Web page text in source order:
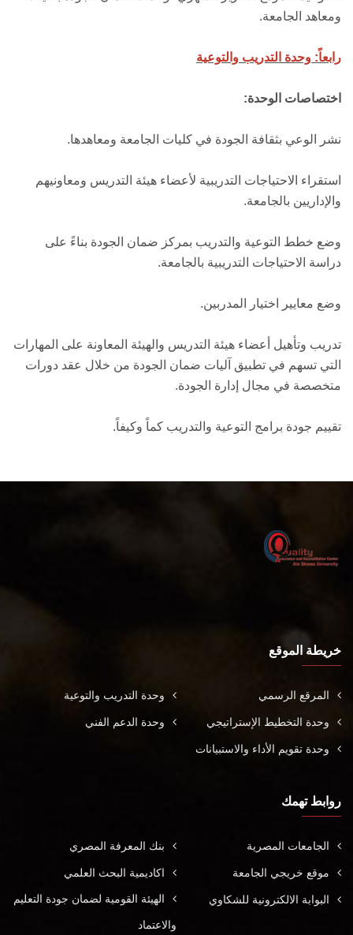
ومعاهد الجامعة.
رابعاً: وحدة التدريب والتوعية
اختصاصات الوحدة:
نشر الوعي بثقافة الجودة في كليات الجامعة ومعاهدها.
استقراء الاحتياجات التدريبية لأعضاء هيئة التدريس ومعاونيهم
والإداريين بالجامعة.
وضع خطط التوعية والتدريب بمركز ضمان الجودة بناءً على
دراسة الاحتياجات التدريبية بالجامعة.
وضع معايير اختيار المدربين.
تدريب وتأهيل أعضاء هيئة التدريس والهيئة المعاونة على المهارات
التي تسهم في تطبيق آليات ضمان الجودة من خلال عقد دورات
متخصصة في مجال إدارة الجودة.
تقييم جودة برامج التوعية والتدريب كماً وكيفاً.
خريطة الموقع
المرقع الرسمي وحدة التدريب والتوعية
وحدة التخطيط الإستراتيجي وحدة الدعم الفني
وحدة تقويم الأداء والاستبيانات
روابط تهمك
الجامعات المصرية بنك المعرفة المصري
موقع خريجي الجامعة اكاديمية البحث العلمي
البوابة الالكترونية للشكاوي الهيئة القومية لضمان جودة التعليم
والاعتماد